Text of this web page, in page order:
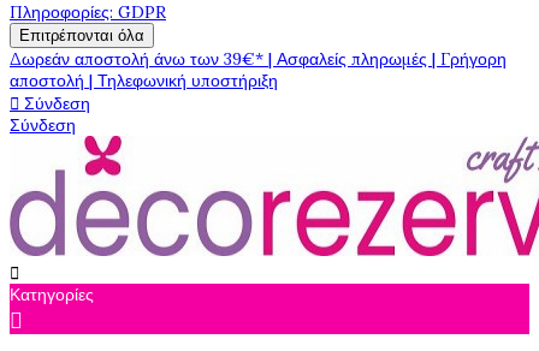
Πληροφορίες: GDPR
Επιτρέπονται όλα
Δωρεάν αποστολή άνω των 39€* | Ασφαλείς πληρωμές | Γρήγορη
αποστολή | Τηλεφωνική υποστήριξη
 Σύνδεση
Σύνδεση

Κατηγορίες
